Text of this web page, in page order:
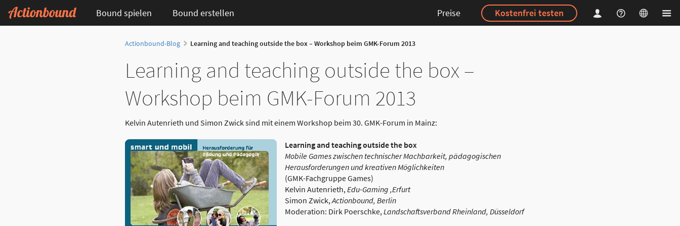
Bound spielen Bound erstellen Preise Kostenfrei testen
Actionbound-Blog Learning and teaching outside the box – Workshop beim GMK-Forum 2013
Learning and teaching outside the box –
Workshop beim GMK-Forum 2013
Kelvin Autenrieth und Simon Zwick sind mit einem Workshop beim 30. GMK-Forum in Mainz:
Learning and teaching outside the box
Mobile Games zwischen technischer Machbarkeit, pädagogischen
Herausforderungen und kreativen Möglichkeiten
(GMK-Fachgruppe Games)
Kelvin Autenrieth,Edu-Gaming ,Erfurt
Simon Zwick,Actionbound, Berlin
Moderation: Dirk Poerschke,Landschaftsverband Rheinland, Düsseldorf